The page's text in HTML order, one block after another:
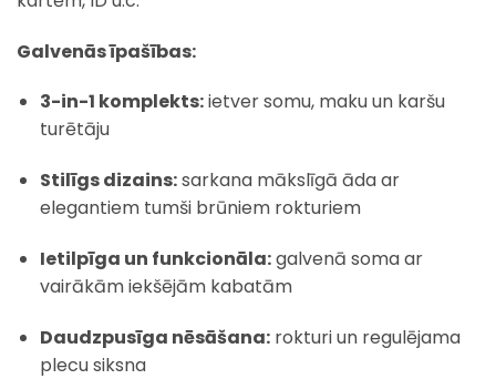
Galvenās īpašības:
3-in-1 komplekts:ietver somu, maku un karšu
turētāju
Stilīgs dizains:sarkana mākslīgā āda ar
elegantiem tumši brūniem rokturiem
Ietilpīga un funkcionāla:galvenā soma ar
vairākām iekšējām kabatām
Daudzpusīga nēsāšana:rokturi un regulējama
plecu siksna